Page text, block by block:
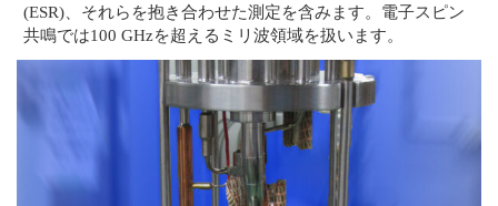
(ESR)、それらを抱き合わせた測定を含みます。電子スピン
共鳴では100 GHzを超えるミリ波領域を扱います。